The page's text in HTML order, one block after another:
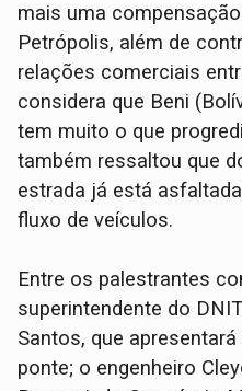
mais uma
Petrópolis, além de
relações comerciais
considera que Beni
tem muito o que
também ressaltou que
estrada já está
fluxo de veículos.
Entre os palestrantes
superintendente do
Santos, que
ponte; o engenheiro